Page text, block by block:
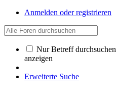
Anmelden oder registrieren
Nur Betreff durchsuchen
anzeigen
Erweiterte Suche